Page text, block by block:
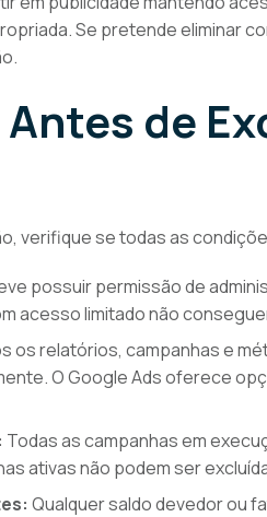
Se pretende eliminar
de
verifique se todas as
possuir permissão de
acesso limitado não
os relatórios, campanhas e
O Google Ads oferece
Todas as campanhas em
ativas não podem ser
Qualquer saldo devedor ou